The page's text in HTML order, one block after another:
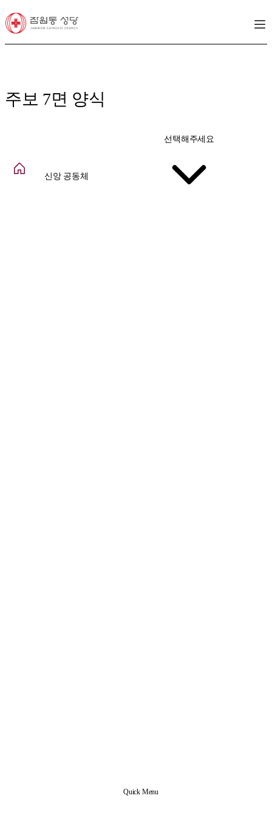
주보 7면 양식
신앙 공동체
선택해주세요
Quick Menu